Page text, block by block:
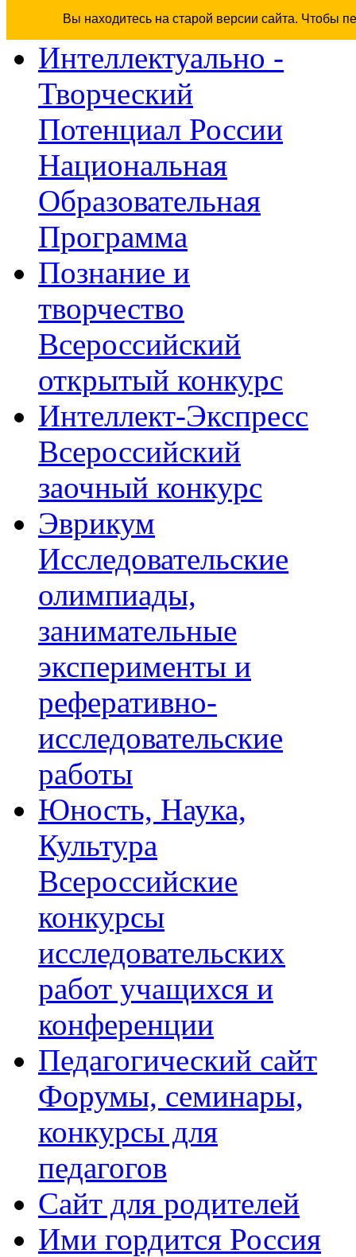
Вы находитесь на старой версии сайта. Чтобы
Интеллектуально -
Творческий
Потенциал России
Национальная
Образовательная
Программа
Познание и
творчество
Всероссийский
открытый конкурс
Интеллект-Экспресс
Всероссийский
заочный конкурс
Эврикум
Исследовательские
олимпиады,
занимательные
эксперименты и
реферативно-
исследовательские
работы
Юность, Наука,
Культура
Всероссийские
конкурсы
исследовательских
работ учащихся и
конференции
Педагогический сайт
Форумы, семинары,
конкурсы для
педагогов
Сайт для родителей
Ими гордится Россия